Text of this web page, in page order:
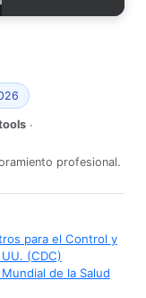
·
profesional.
para el Control y
(CDC)
de la Salud